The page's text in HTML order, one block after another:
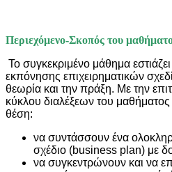
Περιεχόμενο-Σκοπός του
Το συγκεκριμένο μάθημα εστιάζει
εκπόνησης επιχειρηματικών
θεωρία και την πράξη. Με την
κύκλου διαλέξεων του μαθήματος
θέση:
να συντάσσουν ένα
σχέδιο (business plan) με
να συγκεντρώνουν και να